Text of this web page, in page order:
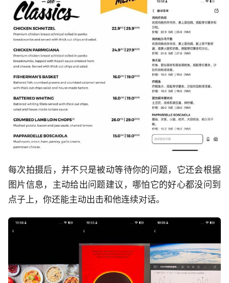
每次拍摄后，并不只是被动等待你的问题，它还会根据
图片信息，主动给出问题建议，哪怕它的好心都没问到
点子上，你还能主动出击和他连续对话。